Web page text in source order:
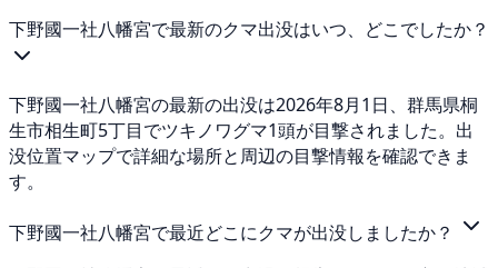
下野國一社八幡宮で最新のクマ出没はいつ、どこでしたか？
下野國一社八幡宮の最新の出没は2026年8月1日、群馬県桐
生市相生町5丁目でツキノワグマ1頭が目撃されました。出
没位置マップで詳細な場所と周辺の目撃情報を確認できま
す。
下野國一社八幡宮で最近どこにクマが出没しましたか？